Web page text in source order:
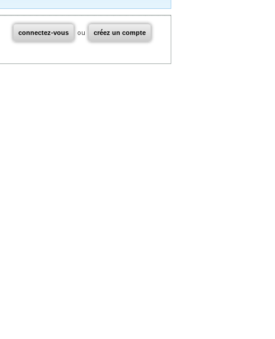
connectez-vous ou créez un compte